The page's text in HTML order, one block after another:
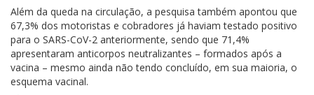
Além da queda na circulação, a pesquisa também apontou que
67,3% dos motoristas e cobradores já haviam testado positivo
para o SARS-CoV-2 anteriormente, sendo que 71,4%
apresentaram anticorpos neutralizantes – formados após a
vacina – mesmo ainda não tendo concluído, em sua maioria, o
esquema vacinal.